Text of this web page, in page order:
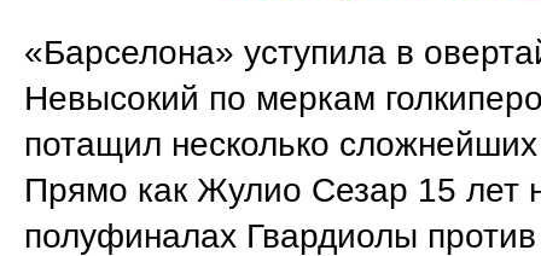
«Барселона» уступила в
Невысокий по меркам
потащил несколько
Прямо как Жулио Сезар 15 лет
полуфиналах Гвардиолы